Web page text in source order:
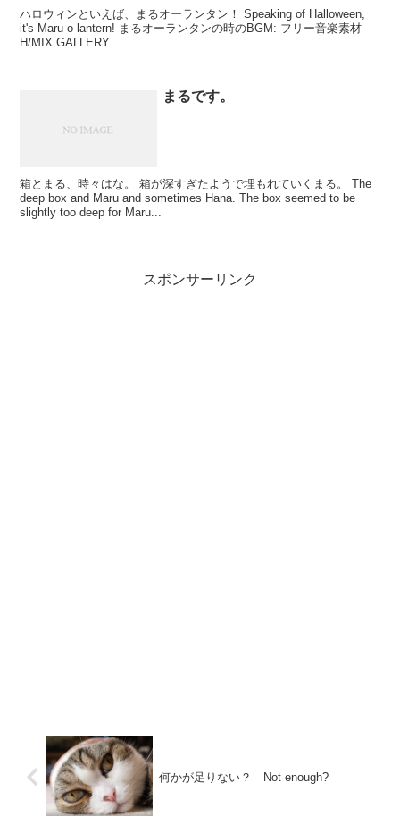
ハロウィンといえば、まるオーランタン！ Speaking of Halloween,
it's Maru-o-lantern! まるオーランタンの時のBGM: フリー音楽素材
H/MIX GALLERY
まるです。
箱とまる、時々はな。 箱が深すぎたようで埋もれていくまる。 The
deep box and Maru and sometimes Hana. The box seemed to be
slightly too deep for Maru...
スポンサーリンク
何かが足りない？ Not enough?